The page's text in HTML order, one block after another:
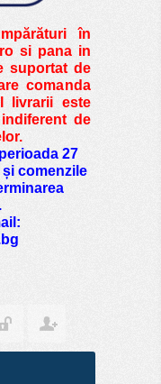
în
si pana in
suportat de
comanda
livrarii este
de
27
comenzile